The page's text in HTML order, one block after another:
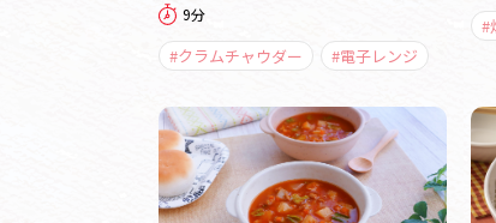
9分
#クラムチャウダー #電子レンジ
#